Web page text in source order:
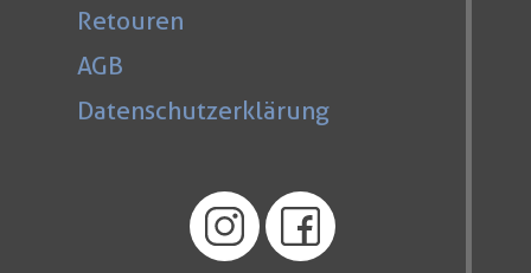
Retouren
AGB
Datenschutzerklärung